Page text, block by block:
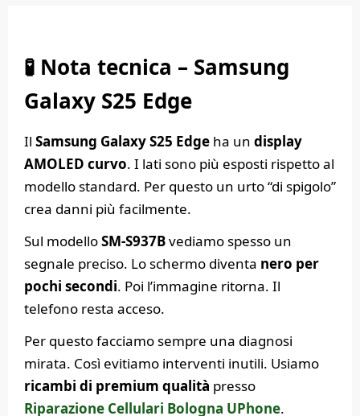
🧪 Nota tecnica – Samsung
Galaxy S25 Edge
Il Samsung Galaxy S25 Edge ha un display
AMOLED curvo. I lati sono più esposti rispetto al
modello standard. Per questo un urto “di spigolo”
crea danni più facilmente.
Sul modelloSM-S937Bvediamo spesso un
segnale preciso. Lo schermo diventa nero per
pochi secondi. Poi l’immagine ritorna. Il
telefono resta acceso.
Per questo facciamo sempre una diagnosi
mirata. Così evitiamo interventi inutili. Usiamo
ricambi di premium qualità presso
Riparazione Cellulari Bologna UPhone.